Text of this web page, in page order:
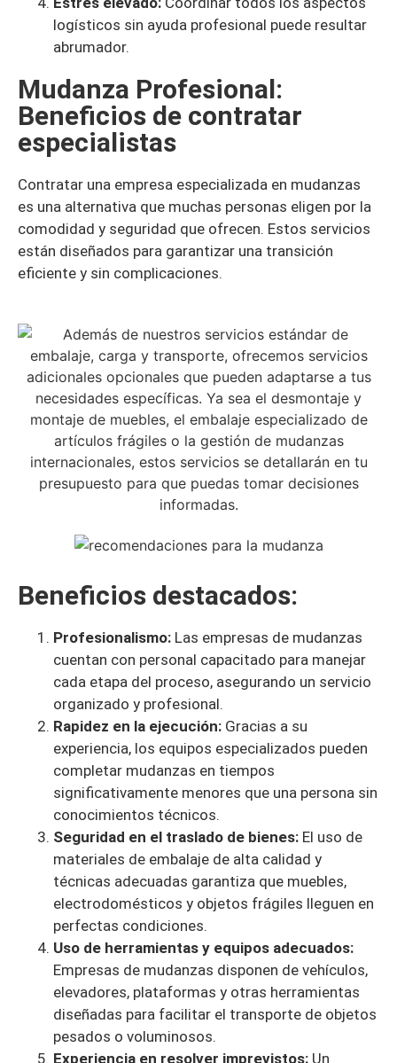
logísticos sin ayuda profesional puede resultar
abrumador.
Mudanza Profesional:
Beneficios de contratar
especialistas
Contratar una empresa especializada en mudanzas
es una alternativa que muchas personas eligen por la
comodidad y seguridad que ofrecen. Estos servicios
están diseñados para garantizar una transición
eficiente y sin complicaciones.
Beneficios destacados:
Profesionalismo: Las empresas de mudanzas
cuentan con personal capacitado para manejar
cada etapa del proceso, asegurando un servicio
organizado y profesional.
Rapidez en la ejecución: Gracias a su
experiencia, los equipos especializados pueden
completar mudanzas en tiempos
significativamente menores que una persona sin
conocimientos técnicos.
Seguridad en el traslado de bienes: El uso de
materiales de embalaje de alta calidad y
técnicas adecuadas garantiza que muebles,
electrodomésticos y objetos frágiles lleguen en
perfectas condiciones.
Uso de herramientas y equipos adecuados:
Empresas de mudanzas disponen de vehículos,
elevadores, plataformas y otras herramientas
diseñadas para facilitar el transporte de objetos
pesados o voluminosos.
Experiencia en resolver imprevistos: Un